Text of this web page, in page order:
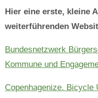
Hier eine erste, kleine
weiterführenden
Bundesnetzwerk
Kommune und
Copenhagenize. Bicycle